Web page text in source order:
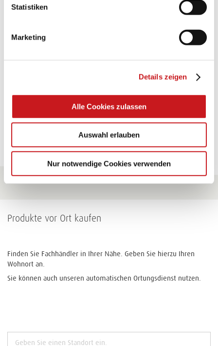
Statistiken
Marketing
Details zeigen
Alle Cookies zulassen
Auswahl erlauben
Nur notwendige Cookies verwenden
Eine Überraschung der besonderten Art und
unübertroffen in der Wirkung. Probieren Sie es aus.
Zu allen Tipps
Produkte vor Ort kaufen
Finden Sie Fachhändler in Ihrer Nähe. Geben Sie hierzu Ihren
Wohnort an.
Sie können auch unseren automatischen Ortungsdienst nutzen.